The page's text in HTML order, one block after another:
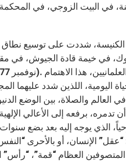
في البيت الزوجي، في
الكنيسة، شددت على توسيع نطاق
في خيمة قادة الجيوش، في
اليومية، اللذين شدد عليهما
العالم والصلاة، بين الوضع
تدمره، برفعه إلى الأعالي
“عقل” الإنسان، أو بالأحرى
العظام “قمة”، “رأس”